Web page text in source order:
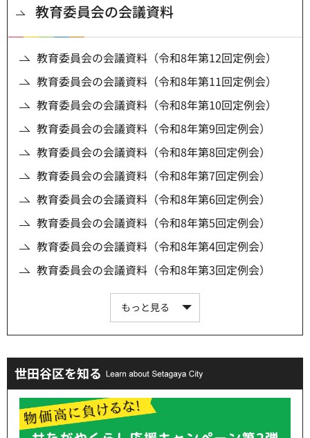
教育委員会の会議資料
教育委員会の会議資料（令和8年第12回定例会）
教育委員会の会議資料（令和8年第11回定例会）
教育委員会の会議資料（令和8年第10回定例会）
教育委員会の会議資料（令和8年第9回定例会）
教育委員会の会議資料（令和8年第8回定例会）
教育委員会の会議資料（令和8年第7回定例会）
教育委員会の会議資料（令和8年第6回定例会）
教育委員会の会議資料（令和8年第5回定例会）
教育委員会の会議資料（令和8年第4回定例会）
教育委員会の会議資料（令和8年第3回定例会）
もっと見る
世田谷区を知る